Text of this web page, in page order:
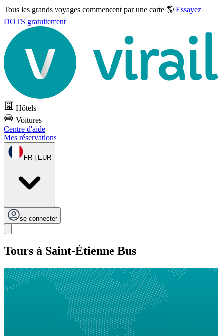
Tous les grands voyages commencent par une carte 🌎 Essayez
DOTS gratuitement
Hôtels
Voitures
Centre d'aide
Mes réservations
FR | EUR
se connecter
Tours à Saint-Étienne Bus